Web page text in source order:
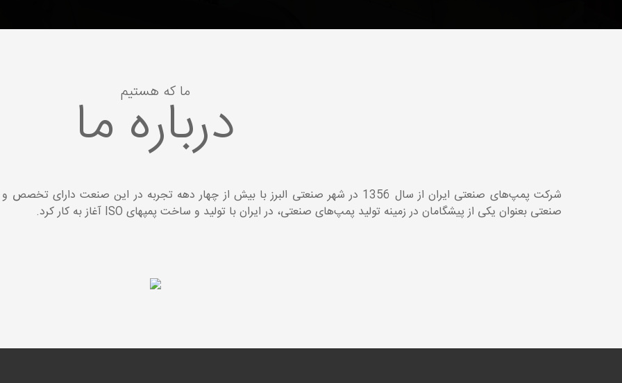
ما که هستیم
درباره ما
شرکت پمپ‌های صنعتی ایران از سال 1356 در شهر صنعتی البرز با بیش از چهار دهه تجربه در این
صنعتی بعنوان یکی از پیشگامان در زمینه تولید پمپ‌های صنعتی، در ایران با تولید و ساخت پمپهای ISO آغاز به کار کرد.